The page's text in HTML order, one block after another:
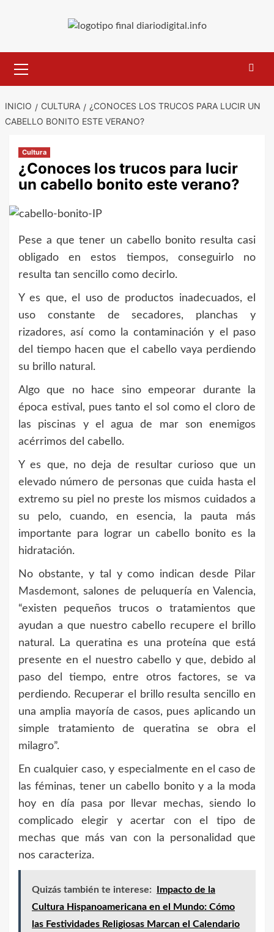
primario
INICIO CULTURA
¿CONOCES LOS TRUCOS PARA LUCIR UN
CABELLO BONITO ESTE VERANO?
Cultura
¿Conoces los trucos para lucir
un cabello bonito este verano?
Pese a que tener un cabello bonito resulta casi
obligado en estos tiempos, conseguirlo no
resulta tan sencillo como decirlo.
Y es que, el uso de productos inadecuados, el
uso constante de secadores, planchas y
rizadores, así como la contaminación y el paso
del tiempo hacen que el cabello vaya perdiendo
su brillo natural.
Algo que no hace sino empeorar durante la
época estival, pues tanto el sol como el cloro de
las piscinas y el agua de mar son enemigos
acérrimos del cabello.
Y es que, no deja de resultar curioso que un
elevado número de personas que cuida hasta el
extremo su piel no preste los mismos cuidados a
su pelo, cuando, en esencia, la pauta más
importante para lograr un cabello bonito es la
hidratación.
No obstante, y tal y como indican desde
Pilar
Masdemont, salones de peluquería en Valencia,
“existen pequeños trucos o tratamientos que
ayudan a que nuestro cabello recupere el brillo
natural. La queratina es una proteína que está
presente en el nuestro cabello y que, debido al
paso del tiempo, entre otros factores, se va
perdiendo. Recuperar el brillo resulta sencillo en
una amplia mayoría de casos, pues aplicando un
simple tratamiento de queratina se obra el
milagro”.
En cualquier caso, y especialmente en el caso de
las féminas, tener un cabello bonito y a la moda
hoy en día pasa por llevar mechas, siendo lo
complicado elegir y acertar con el tipo de
mechas que más van con la personalidad que
nos caracteriza.
Quizás también te interese:
Impacto de la
Cultura Hispanoamericana en el Mundo: Cómo
las Festividades Religiosas Marcan el Calendario